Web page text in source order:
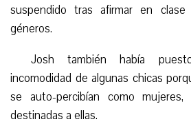
suspendido tras afirmar en
géneros.
Josh también había
incomodidad de algunas chicas
se auto-percibían como mujeres,
destinadas a ellas.